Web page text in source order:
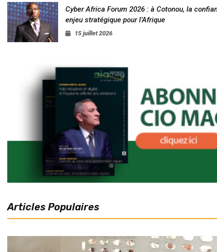
Cyber Africa Forum 2026 : à Cotonou, la
enjeu stratégique pour l’Afrique
15 juillet 2026
Articles Populaires